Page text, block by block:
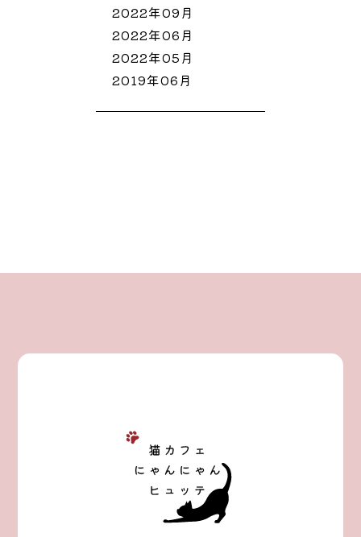
2022年09月
2022年06月
2022年05月
2019年06月